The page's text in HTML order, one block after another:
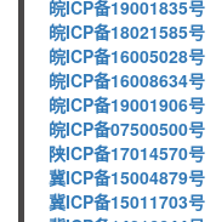
皖ICP备19001835号
皖ICP备18021585号
皖ICP备16005028号
皖ICP备16008634号
皖ICP备19001906号
皖ICP备07500500号
陕ICP备17014570号
冀ICP备15004879号
冀ICP备15011703号